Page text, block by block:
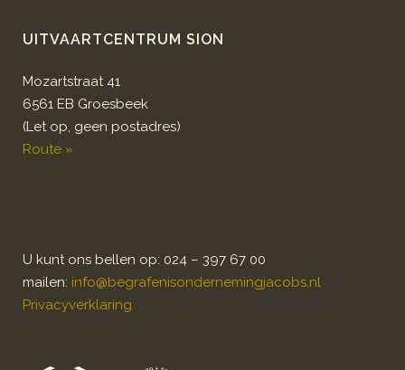
UITVAARTCENTRUM SION
Mozartstraat 41
6561 EB Groesbeek
(Let op, geen postadres)
Route »
U kunt ons bellen op: 024 – 397 67 00
mailen: info@begrafenisondernemingjacobs.nl
Privacyverklaring